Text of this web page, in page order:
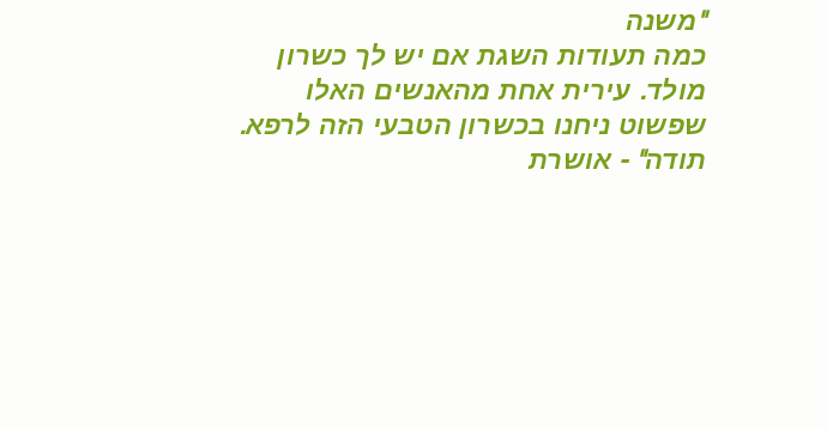
משנה"
כמה תעודות השגת אם יש לך כשרון
מולד. עירית אחת מהאנשים האלו
שפשוט ניחנו בכשרון הטבעי הזה לרפא.
תודה" - אושרת